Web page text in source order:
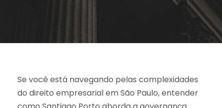
Se você está navegando pelas complexidades
do direito empresarial em São Paulo, entender